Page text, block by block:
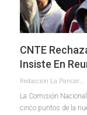
CNTE
Insiste En
Redaccion La Pancarta De Quintana Roo
La Comisión
cinco puntos de la